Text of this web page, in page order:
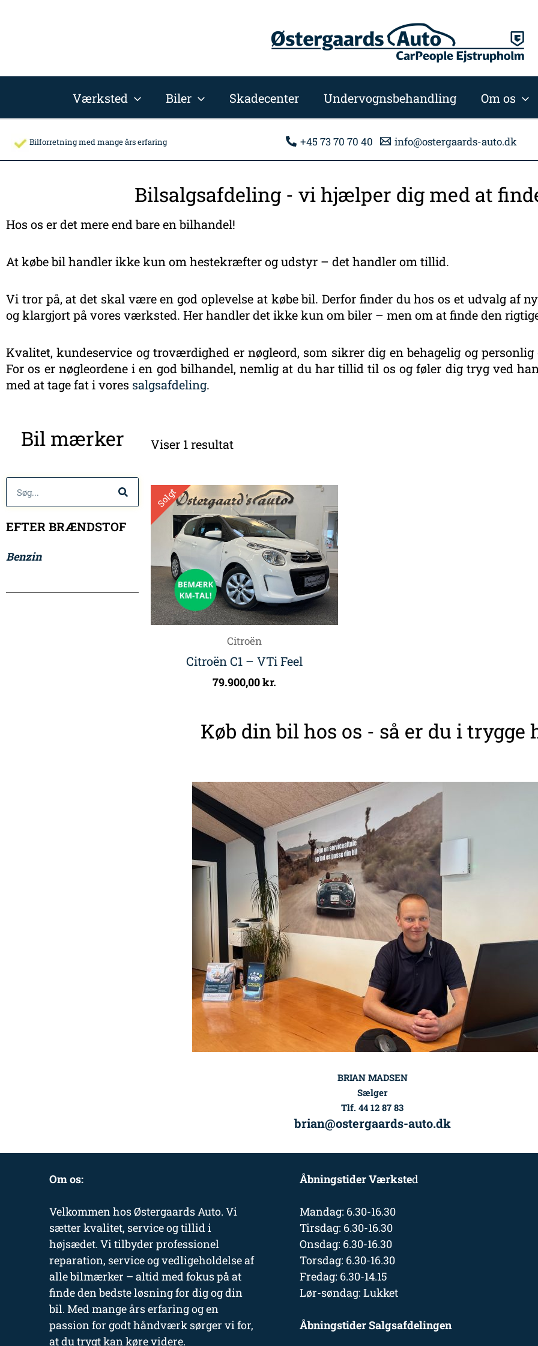
Værksted Biler Skadecenter Undervognsbehandling Om os
Bilforretning med mange års erfaring +45 73 70 70 40 info@ostergaards-auto.dk
Bilsalgsafdeling - vi hjælper dig med at
Hos os er det mere end bare en bilhandel!
At købe bil handler ikke kun om hestekræfter og udstyr – det handler om tillid.
Vi tror på, at det skal være en god oplevelse at købe bil. Derfor finder du hos os et udvalg af
og klargjort på vores værksted. Her handler det ikke kun om biler – men om at finde den
Kvalitet, kundeservice og troværdighed er nøgleord, som sikrer dig en behagelig og
For os er nøgleordene i en god bilhandel, nemlig at du har tillid til os og føler dig tryg ved
med at tage fat i vores salgsafdeling.
Bil mærker
Søg
EFTER BRÆNDSTOF
Benzin
Viser 1 resultat
Solgt
Citroën
Citroën C1 – VTi Feel
79.900,00kr.
Køb din bil hos os - så er du i trygge
BRIAN MADSEN
Sælger
Tlf. 44 12 87 83
brian@ostergaards-auto.dk
Om os:
Velkommen hos Østergaards Auto. Vi
sætter kvalitet, service og tillid i
højsædet. Vi tilbyder professionel
reparation, service og vedligeholdelse af
alle bilmærker – altid med fokus på at
finde den bedste løsning for dig og din
bil. Med mange års erfaring og en
passion for godt håndværk sørger vi for,
at du trygt kan køre videre.
Åbningstider Værksted
Mandag: 6.30-16.30
Tirsdag: 6.30-16.30
Onsdag: 6.30-16.30
Torsdag: 6.30-16.30
Fredag: 6.30-14.15
Lør-søndag: Lukket
Åbningstider Salgsafdelingen